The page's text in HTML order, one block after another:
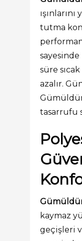
ışınlarını
tutma
süre sıcak
azalır.
tasarrufu
kaymaz
geçişleri